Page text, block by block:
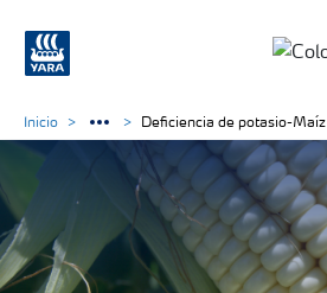
Inicio Deficiencia de potasio-Maíz